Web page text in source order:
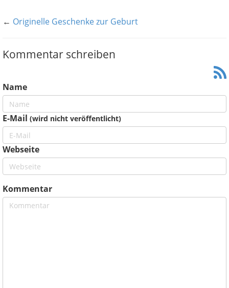
← Originelle Geschenke zur Geburt
Kommentar schreiben
Name
E-Mail (wird nicht veröffentlicht)
Webseite
Kommentar